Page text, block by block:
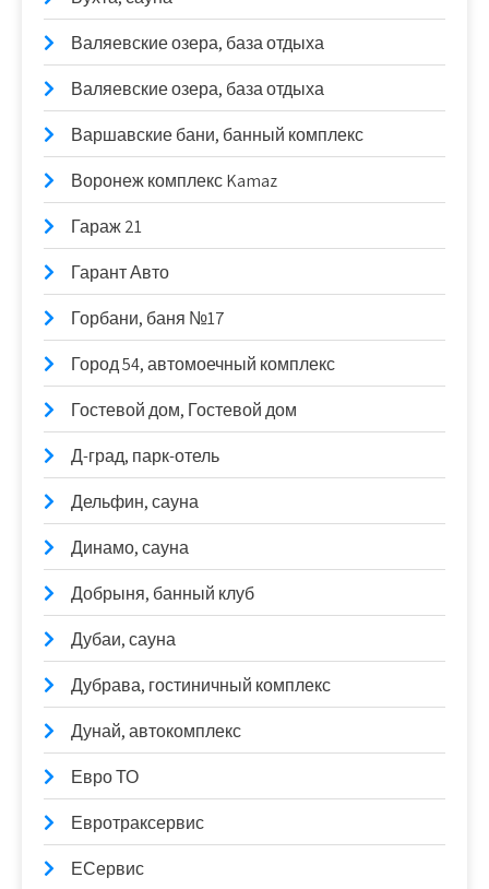
Валяевские озера, база отдыха
Валяевские озера, база отдыха
Варшавские бани, банный комплекс
Воронеж комплекс Kamaz
Гараж 21
Гарант Авто
Горбани, баня №17
Город 54, автомоечный комплекс
Гостевой дом, Гостевой дом
Д-град, парк-отель
Дельфин, сауна
Динамо, сауна
Добрыня, банный клуб
Дубаи, сауна
Дубрава, гостиничный комплекс
Дунай, автокомплекс
Евро ТО
Евротраксервис
ЕСервис